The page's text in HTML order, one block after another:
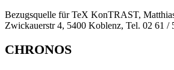
Bezugsquelle für TeX KonTRAST,
Zwickauerstr 4, 5400 Koblenz, Tel. 02 61 /
CHRONOS